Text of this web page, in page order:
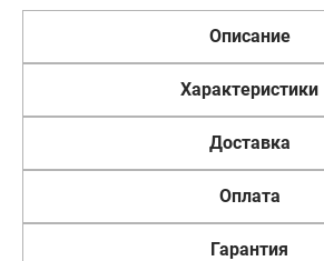
Описание
Характеристики
Доставка
Оплата
Гарантия